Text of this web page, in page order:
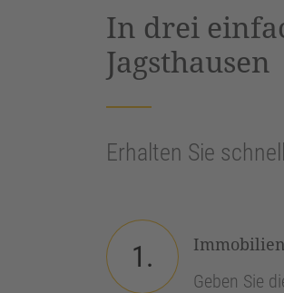
In drei
Jagsthausen
Erhalten Sie
1.
Geben Sie